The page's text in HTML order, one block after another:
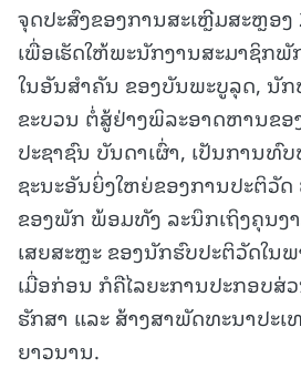
ຈຸດປະສົງຂອງການສະເຫຼີມສະຫຼອ
ເພື່ອເຮັດໃຫ້ພະນັກງານສະມາຊິກ
ໃນອັນສໍາຄັນ ຂອງບັນພະບູລຸດ, ນັ
ຂະບວນ ຕໍ່ສູ້ຢ່າງພິລະອາດຫານຂ
ປະຊາຊົນ ບັນດາເຜົ່າ, ເປັນການທົ
ຊະນະອັນຍິ່ງໃຫຍ່ຂອງການປະຕິວັ
ຂອງພັກ ພ້ອມທັງ ລະນຶກເຖິງຄຸນງ
ເສຍສະຫຼະ ຂອງນັກຮົບປະຕິວັດໃນ
ເມື່ອກ່ອນ ກໍຄືໄລຍະການປະກອບສ່
ຮັກສາ ແລະ ສ້າງສາພັດທະນາປະ
ຍາວນານ.